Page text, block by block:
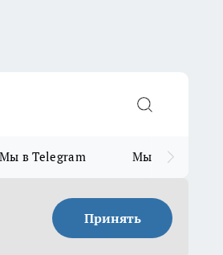
Мы в Telegram Мы в MAX
Принять